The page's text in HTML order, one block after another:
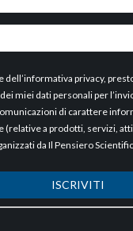
dell’informativa privacy,
miei dati personali per
di carattere
(relative a prodotti, servizi,
da Il Pensiero
ISCRIVITI